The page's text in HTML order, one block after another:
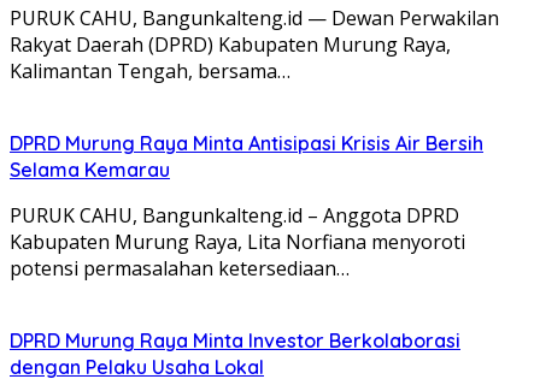
PURUK CAHU, Bangunkalteng.id — Dewan Perwakilan
Rakyat Daerah (DPRD) Kabupaten Murung Raya,
Kalimantan Tengah, bersama…
DPRD Murung Raya Minta Antisipasi Krisis Air Bersih
Selama Kemarau
PURUK CAHU, Bangunkalteng.id – Anggota DPRD
Kabupaten Murung Raya, Lita Norfiana menyoroti
potensi permasalahan ketersediaan…
DPRD Murung Raya Minta Investor Berkolaborasi
dengan Pelaku Usaha Lokal